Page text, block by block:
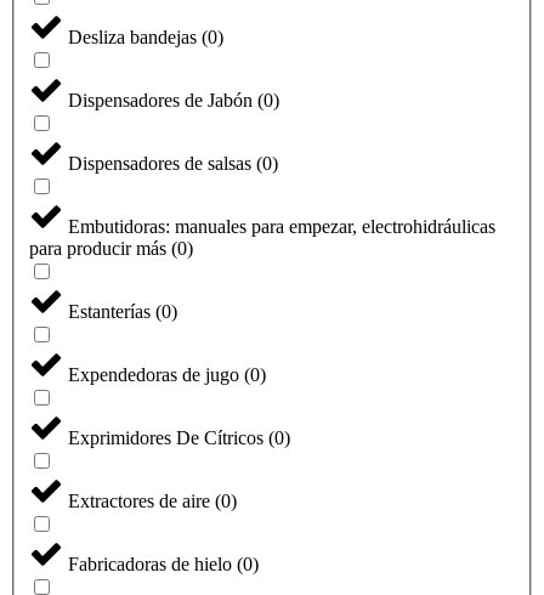
Desliza bandejas (0)
Dispensadores de Jabón (0)
Dispensadores de salsas (0)
Embutidoras: manuales para empezar, electrohidráulicas
para producir más (0)
Estanterías (0)
Expendedoras de jugo (0)
Exprimidores De Cítricos (0)
Extractores de aire (0)
Fabricadoras de hielo (0)